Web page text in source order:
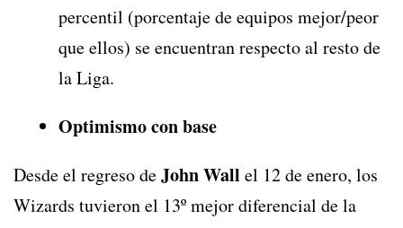
percentil (porcentaje de equipos mejor/peor
que ellos) se encuentran respecto al resto de
la Liga.
Optimismo con base
Desde el regreso deJohn Wall el 12 de enero, los
Wizards tuvieron el 13º mejor diferencial de la